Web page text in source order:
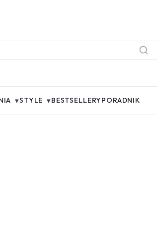
▾STYLE ▾BESTSELLERYPORADNIK